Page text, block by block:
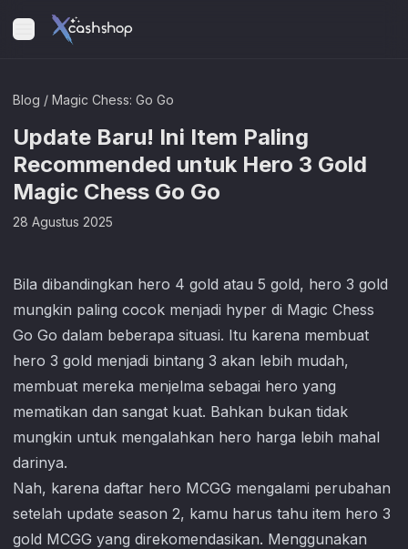
Blog / Magic Chess: Go Go
Update Baru! Ini Item Paling
Recommended untuk Hero 3 Gold
Magic Chess Go Go
28 Agustus 2025
Bila dibandingkan hero 4 gold atau 5 gold, hero 3 gold
mungkin paling cocok menjadi hyper di Magic Chess
Go Go dalam beberapa situasi. Itu karena membuat
hero 3 gold menjadi bintang 3 akan lebih mudah,
membuat mereka menjelma sebagai hero yang
mematikan dan sangat kuat. Bahkan bukan tidak
mungkin untuk mengalahkan hero harga lebih mahal
darinya.
Nah, karena daftar hero MCGG mengalami perubahan
setelah update season 2, kamu harus tahu item hero 3
gold MCGG yang direkomendasikan. Menggunakan